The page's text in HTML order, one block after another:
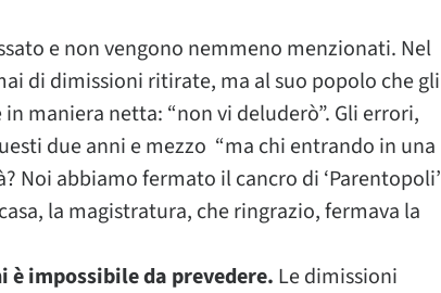
e non vengono nemmeno menzionati. Nel
di dimissioni ritirate, ma al suo popolo che gli
maniera netta: “non vi deluderò”. Gli errori,
due anni e mezzo “ma chi entrando in una
Noi abbiamo fermato il cancro di ‘Parentopoli’
la magistratura, che ringrazio, fermava la
è impossibile da prevedere. Le dimissioni